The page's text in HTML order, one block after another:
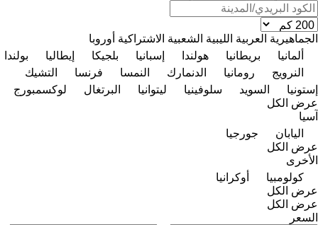
الجماهيرية العربية الليبية الشعبية الاشتراكية أوروبا
ألمانيا
بريطانيا هولندا إسبانيا بلجيكا إيطاليا
بولندا
النرويج
رومانيا الدنمارك النمسا فرنسا
التشيك
إستونيا
السويد سلوفينيا ليتوانيا البرتغال
لوكسمبورج
عرض الكل
آسيا
اليابان
جورجيا
عرض الكل
الأخرى
كولومبيا
أوكرانيا
عرض الكل
عرض الكل
السعر